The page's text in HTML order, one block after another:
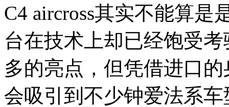
C4 aircross其实不能算
台在技术上却已经饱受
多的亮点，但凭借进口
会吸引到不少钟爱法系